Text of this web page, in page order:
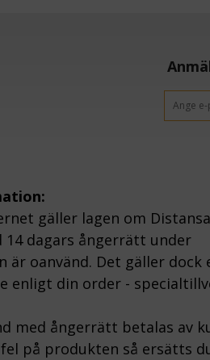
gäller lagen om
14 dagars ångerrätt under
oanvänd. Det gäller dock
enligt din order -
med ångerrätt betalas av
på produkten så ersätts